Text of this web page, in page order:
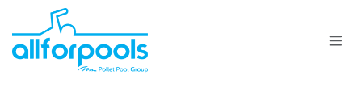
Se rendre au contenu